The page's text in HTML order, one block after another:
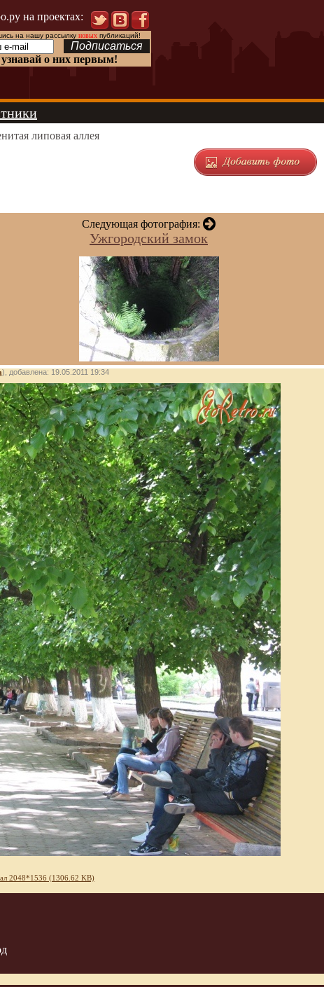
на проектах:
на нашу рассылку новыхпубликаций!
о них первым!
липовая аллея
Следующая фотография:
Ужгородский замок
), добавлена: 19.05.2011 19:34
2048*1536 (1306.62 KB)